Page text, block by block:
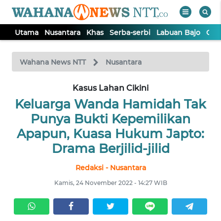
Utama Nusantara Khas Serba-serbi Labuan Bajo
Wahana News NTT Nusantara
Kasus Lahan Cikini
Keluarga Wanda Hamidah Tak
Punya Bukti Kepemilikan
Apapun, Kuasa Hukum Japto:
Drama Berjilid-jilid
Redaksi - Nusantara
Kamis, 24 November 2022 - 14:27 WIB
TV
Tutup
NUSANTARA
KHAS
LABUAN